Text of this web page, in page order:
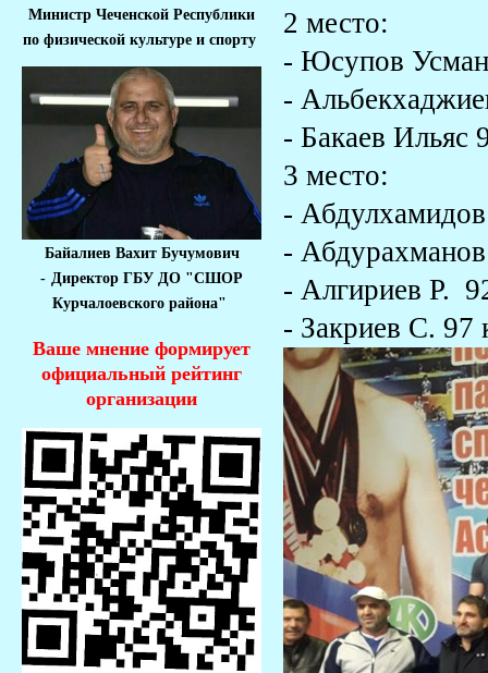
Министр Чеченской Республики
по физической культуре и спорту
Байалиев Вахит Бучумович
- Директор ГБУ ДО "СШОР
Курчалоевского района"
Ваше мнение формирует
официальный рейтинг
организации
2 место:
- Юсупов
-
- Бакаев Ильяс
3 место:
-
-
- Алгириев Р.
- Закриев С. 97